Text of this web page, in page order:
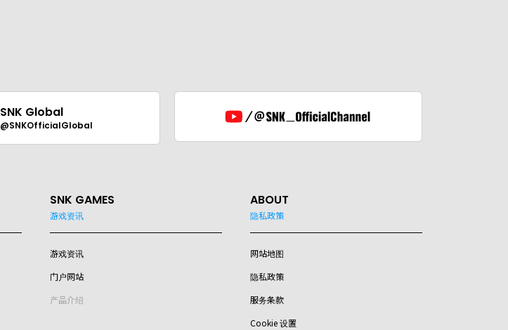
SNK Global
@SNKOfficialGlobal
SNK GAMES
游戏资讯
游戏资讯
门户网站
产品介绍
ABOUT
隐私政策
网站地图
隐私政策
服务条款
Cookie 设置